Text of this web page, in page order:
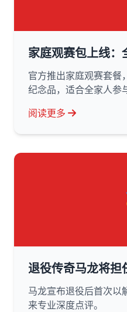
家庭观赛包上线：
官方推出家庭观赛套餐
纪念品，适合全家人参
阅读更多
退役传奇马龙将担
马龙宣布退役后首次以
来专业深度点评。